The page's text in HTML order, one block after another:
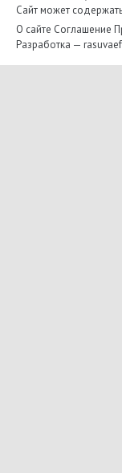
Сайт может
О сайте Соглашение
Разработка —